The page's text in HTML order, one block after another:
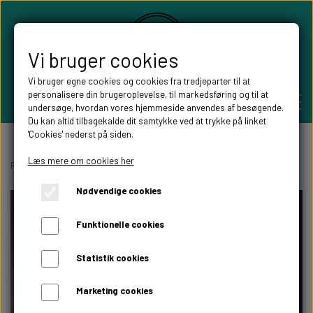
PERSONLIGE GAVER
BRYLLUPS GAVER
DÅBSGAVER/ NAVNGIVNING
SKILTE TIL FESTEN
WILLOW TREE FIGURER
WILLOW TREE BRYLLUPS FIGURER
Forside Pynt til festen Bordkort
Vi bruger cookies
Vi bruger egne cookies og cookies fra tredjeparter til at
personalisere din brugeroplevelse, til markedsføring og til at
undersøge, hvordan vores hjemmeside anvendes af besøgende.
Du kan altid tilbagekalde dit samtykke ved at trykke på linket
'Cookies' nederst på siden.
Læs mere om cookies her
Nødvendige cookies
Funktionelle cookies
Statistik cookies
Marketing cookies